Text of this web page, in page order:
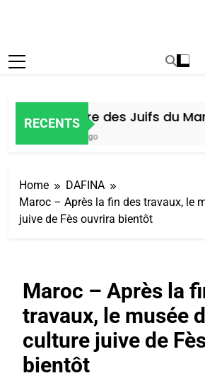
RECENTS
Histoire des Juifs du
5 Jours Ago
Home
DAFINA
Maroc – Après la fin des travaux, le
juive de Fès ouvrira bientôt
Maroc – Après la
travaux, le musée
culture juive de
bientôt